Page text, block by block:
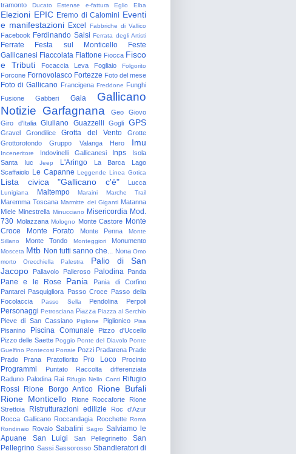
tramonto
Ducato Estense e-fattura Eglio Elba
Elezioni EPIC Eremo di Calomini Eventi
e manifestazioni Excel Fabbriche di Vallico
Facebook Ferdinando Saisi Ferrata degli Artisti
Ferrate Festa sul Monticello
Feste
Gallicanesi Fiaccolata Fiattone Fiocca Fisco
e Tributi
Focaccia Leva Fogliaio Folgorito
Forcone Fornovolasco Fortezze Foto del mese
Foto di Gallicano Francigena Freddone Funghi
Fusione
Gabberi Gaia
Gallicano
Notizie Garfagnana Geo
Giovo
Giro d'Italia
Giuliano Guazzelli Gogli GPS
Gravel Grondilice Grotta del Vento
Grotte
Grottorotondo
Gruppo Valanga Hero Imu
Inceneritore Indovinelli Gallicanesi Inps
Isola
Santa
Iuc Jeep L'Aringo La Barca
Lago
Scaffaiolo Le Capanne Leggende Linea Gotica
Lista civica "Gallicano c'è" Lucca
Lunigiana Maltempo Maraini Marche Trail
Maremma Toscana Marmitte dei Giganti Matanna
Miele Minestrella Minucciano Misericordia Mod.
730 Molazzana Mologno Monte Castore Monte
Croce
Monte Forato Monte Penna
Monte
Sillano
Monte Tondo Monteggiori Monumento
Mosceta Mtb Non tutti sanno che... Nona Omo
morto
Orecchiella Palestra
Palio di San
Jacopo
Pallavolo Palleroso Palodina Panda
Pane e le Rose Pania
Pania di Corfino
Pantarei Pasquigliora Passo Croce Passo della
Focolaccia
Passo Sella Pendolina Perpoli
Personaggi Petrosciana Piazza Piazza al Serchio
Pieve di San Cassiano Piglione Piglionico Pisa
Pisanino Piscina Comunale
Pizzo d'Uccello
Pizzo delle Saette Poggio Ponte del Diavolo Ponte
Guelfino Pontecosi Porraie Pozzi Pradarena Prade
Prado
Prana Pratofiorito Pro Loco Procinto
Programmi Puntato
Raccolta differenziata
Raduno Palodina Rai Rifugio Nello Conti Rifugio
Rossi
Rione Borgo Antico
Rione Bufali
Rione Monticello
Rione Roccaforte
Rione
Strettoia
Ristrutturazioni edilizie
Roc d'Azur
Rocca Gallicano Roccandagia Rocchette Roma
Rondinaio
Rovaio Sabatini Sagro Salviamo le
Apuane
San Luigi San Pellegrinetto
San
Pellegrino Sassi Sassorosso Sbandieratori di